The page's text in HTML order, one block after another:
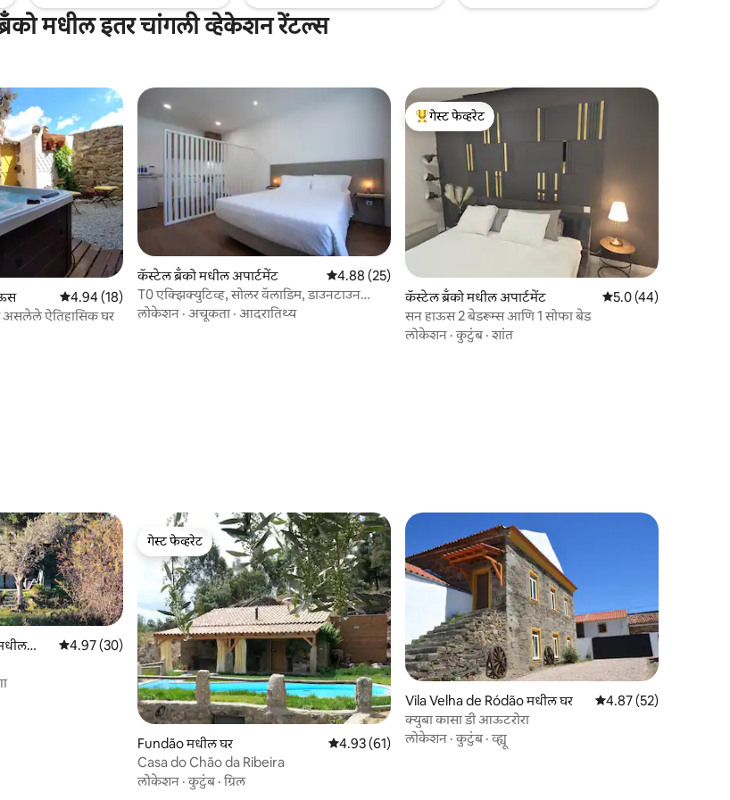
मधील इतर चांगली व्हेकेशन रेंटल्स
5 पैकी 4.94 सरासरी रेटिंग, 18 रिव्ह्यूज
4.94 (18)
ऐतिहासिक घर
कॅस्टेल ब्रॅंको मधील अपार्टमेंट 5 पैकी 4.88 सरासरी रेटिंग, 25 रिव्ह्यूज
4.88 (25)
T0 एक्झिक्युटिव्ह, सोलर वॅलाडिम, डाउनटाउन
कॅस्टेलो ब्रँको
लोकेशन · अचूकता · आदरातिथ्य
टॉप गेस्ट फेव्हरेट
गेस्ट फेव्हरेट
कॅस्टेल ब्रॅंको मधील अपार्टमेंट 5 पैकी 5.0 सरासरी रेटिंग,
5.0 (44)
सन हाऊस 2 बेडरूम्स आणि 1 सोफा बेड
लोकेशन ·कुटुंब·शांत
5 पैकी 4.97 सरासरी रेटिंग, 30 रिव्ह्यूज
4.97 (30)
गेस्ट फेव्हरेट
गेस्ट फेव्हरेट
Fundão मधील घर 5 पैकी 4.93 सरासरी रेटिंग, 61 रिव्ह्यूज
4.93 (61)
Casa do Chão da Ribeira
लोकेशन ·कुटुंब·ग्रिल
Vila Velha de Ródão मधील घर 5 पैकी 4.87 सरासरी रेटिंग,
4.87 (52)
क्युबा कासा डी आऊटरोरा
लोकेशन ·कुटुंब·व्ह्यू